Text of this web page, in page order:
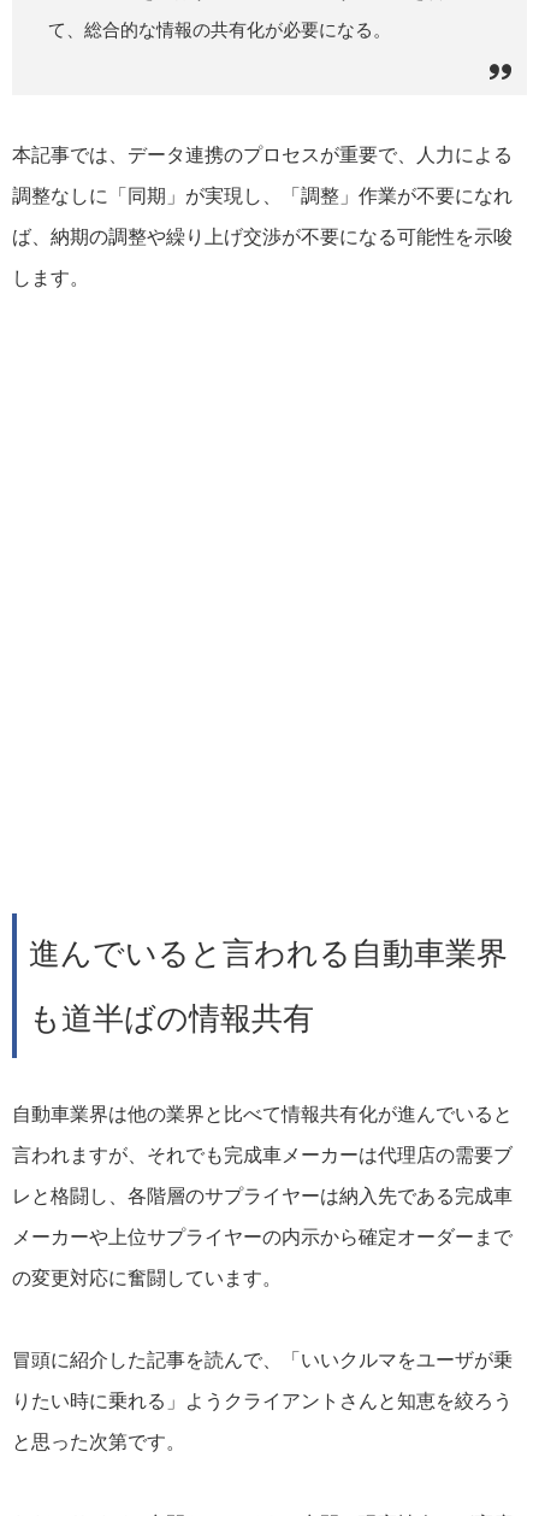
て、総合的な情報の共有化が必要になる。
本記事では、データ連携のプロセスが重要で、人力による
調整なしに「同期」が実現し、「調整」作業が不要になれ
ば、納期の調整や繰り上げ交渉が不要になる可能性を示唆
します。
進んでいると言われる自動車業界
も道半ばの情報共有
自動車業界は他の業界と比べて情報共有化が進んでいると
言われますが、それでも完成車メーカーは代理店の需要ブ
レと格闘し、各階層のサプライヤーは納入先である完成車
メーカーや上位サプライヤーの内示から確定オーダーまで
の変更対応に奮闘しています。
冒頭に紹介した記事を読んで、「いいクルマをユーザが乗
りたい時に乗れる」ようクライアントさんと知恵を絞ろう
と思った次第です。